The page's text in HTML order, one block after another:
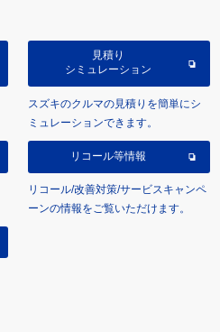
見積り
シミュレーション
スズキのクルマの見積りを簡単にシ
ミュレーションできます。
リコール等情報
リコール/改善対策/サービスキャンペ
ーンの情報をご覧いただけます。